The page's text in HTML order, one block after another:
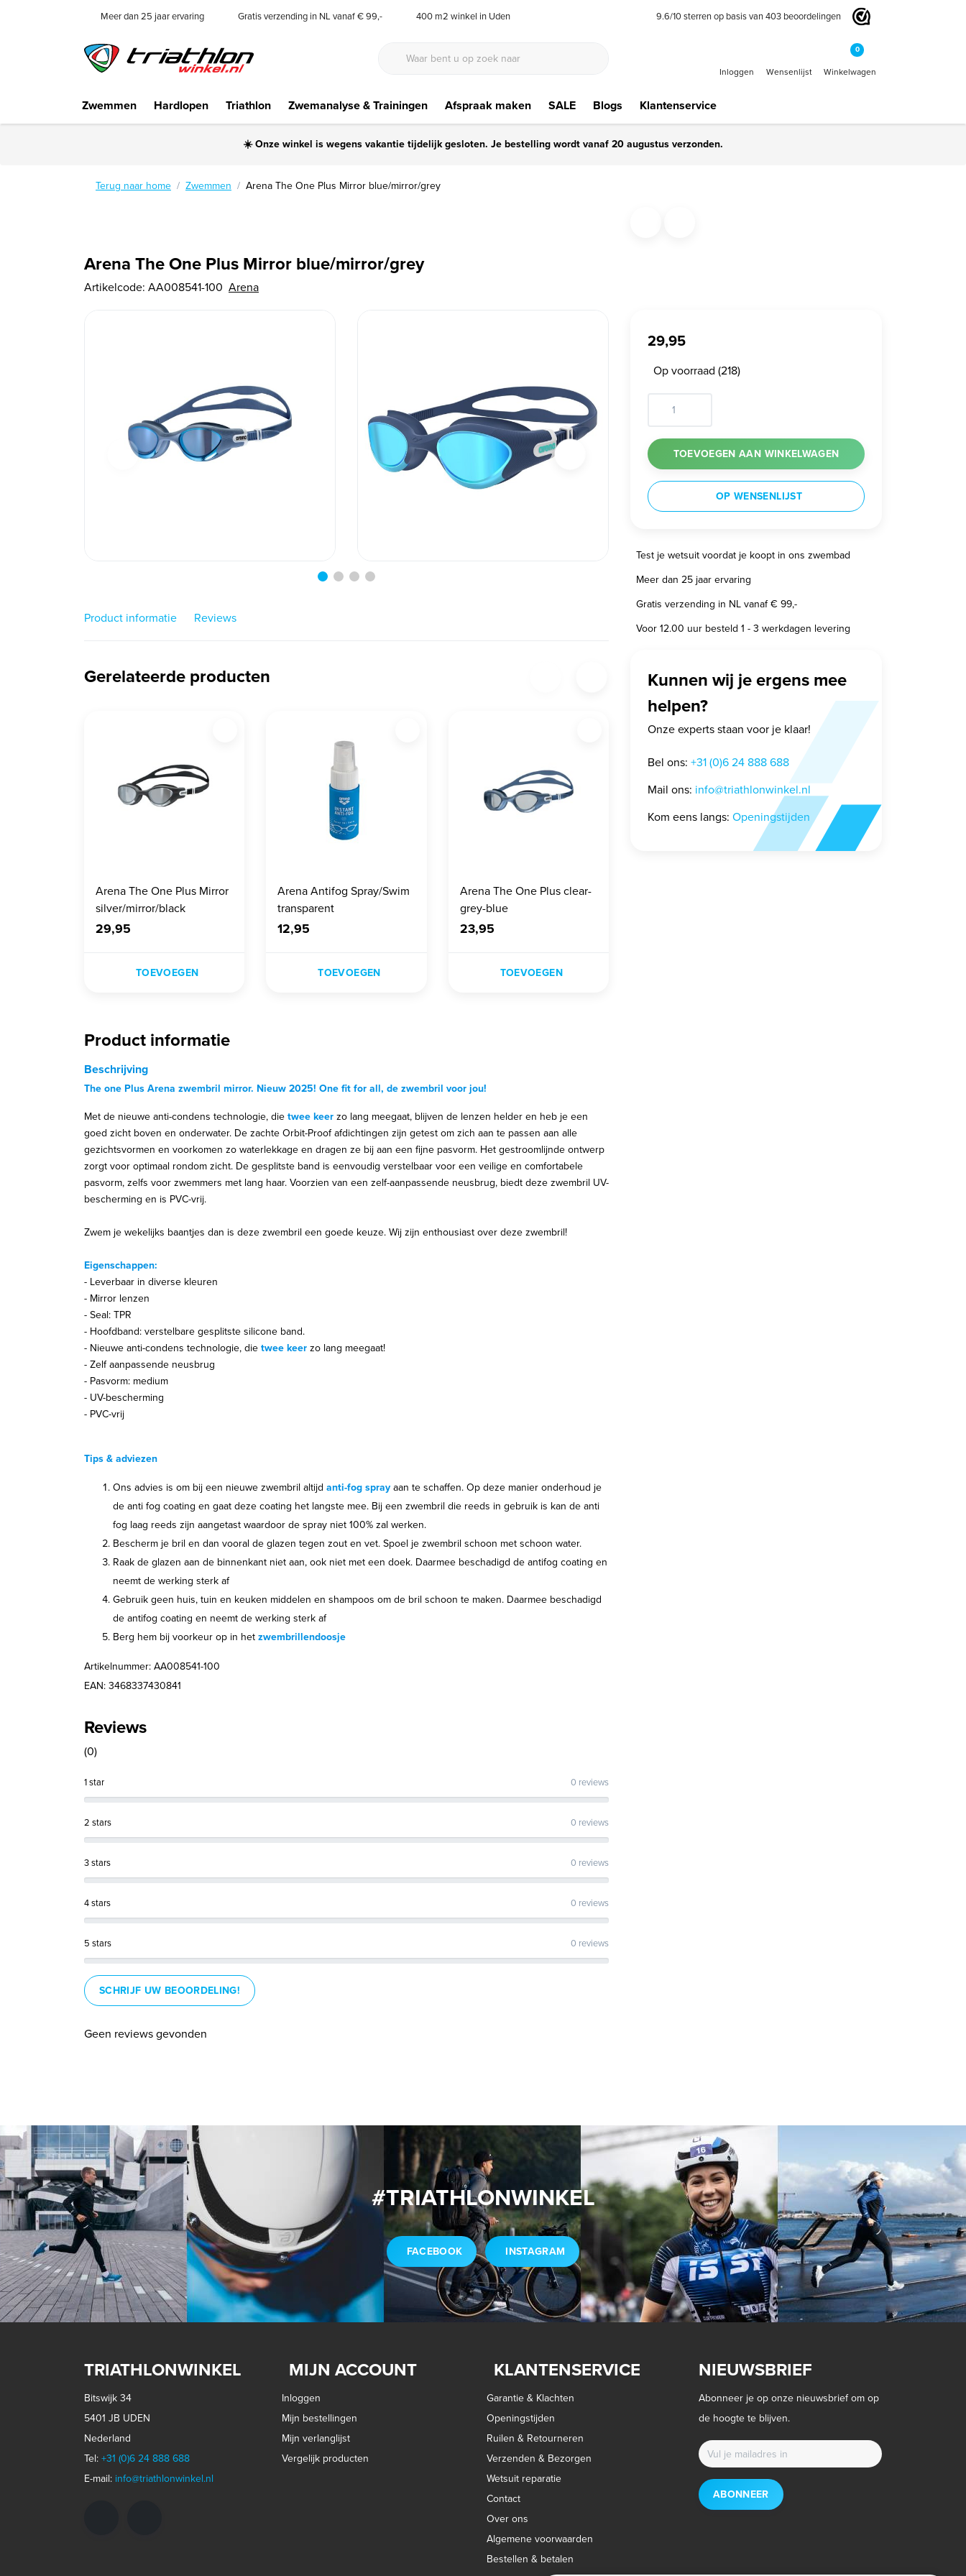
Meer dan 25 jaar ervaring Gratis verzending in NL vanaf € 99,- 400 m2 winkel in Uden 9.6/10sterren op basis van 403 beoordelingen
Inloggen Wensenlijst
0
Winkelwagen
Zwemmen Hardlopen Triathlon Zwemanalyse & Trainingen Afspraak maken SALE Blogs Klantenservice
☀️ Onze winkel is wegens vakantie tijdelijk gesloten. Je bestelling wordt vanaf 20 augustus verzonden.
Terug naar home Zwemmen Arena The One Plus Mirror blue/mirror/grey
Arena The One Plus Mirror blue/mirror/grey
Artikelcode: AA008541-100 Arena
29,95
Op voorraad (218)
TOEVOEGEN AAN WINKELWAGEN
OP WENSENLIJST
Test je wetsuit voordat je koopt in ons zwembad
Meer dan 25 jaar ervaring
Gratis verzending in NL vanaf € 99,-
Voor 12.00 uur besteld 1 - 3 werkdagen levering
Kunnen wij je ergens mee
helpen?
Onze experts staan voor je klaar!
Bel ons: +31 (0)6 24 888 688
Mail ons: info@triathlonwinkel.nl
Kom eens langs: Openingstijden
Product informatie Reviews
Gerelateerde producten
Arena The One Plus Mirror
silver/mirror/black
29,95
TOEVOEGEN
Arena Antifog Spray/Swim
transparent
12,95
TOEVOEGEN
Arena The One Plus clear-
grey-blue
23,95
TOEVOEGEN
Product informatie
Beschrijving
The one Plus Arena zwembril mirror. Nieuw 2025! One fit for all, de zwembril voor jou!
Met de nieuwe anti-condens technologie, dietwee keerzo lang meegaat, blijven de lenzen helder en heb je een
goed zicht boven en onderwater. De zachte Orbit-Proof afdichtingen zijn getest om zich aan te passen aan alle
gezichtsvormen en voorkomen zo waterlekkage en dragen ze bij aan een fijne pasvorm. Het gestroomlijnde ontwerp
zorgt voor optimaal rondom zicht. De gesplitste band is eenvoudig verstelbaar voor een veilige en comfortabele
pasvorm, zelfs voor zwemmers met lang haar. Voorzien van een zelf-aanpassende neusbrug, biedt deze zwembril UV-
bescherming en is PVC-vrij.
Zwem je wekelijks baantjes dan is deze zwembril een goede keuze. Wij zijn enthousiast over deze zwembril!
Eigenschappen:
- Leverbaar in diverse kleuren
- Mirror lenzen
- Seal: TPR
- Hoofdband: verstelbare gesplitste silicone band.
- Nieuwe anti-condens technologie, dietwee keerzo lang meegaat!
- Zelf aanpassende neusbrug
- Pasvorm: medium
- UV-bescherming
- PVC-vrij
Tips & adviezen
Ons advies is om bij een nieuwe zwembril altijd anti-fog sprayaan te schaffen. Op deze manier onderhoud je
de anti fog coating en gaat deze coating het langste mee. Bij een zwembril die reeds in gebruik is kan de anti
fog laag reeds zijn aangetast waardoor de spray niet 100% zal werken.
Bescherm je bril en dan vooral de glazen tegen zout en vet. Spoel je zwembril schoon met schoon water.
Raak de glazen aan de binnenkant niet aan, ook niet met een doek. Daarmee beschadigd de antifog coating en
neemt de werking sterk af
Gebruik geen huis, tuin en keuken middelen en shampoos om de bril schoon te maken. Daarmee beschadigd
de antifog coating en neemt de werking sterk af
Berg hem bij voorkeur op in hetzwembrillendoosje
Artikelnummer: AA008541-100
EAN: 3468337430841
Reviews
(0)
1 star 0 reviews
2 stars 0 reviews
3 stars 0 reviews
4 stars 0 reviews
5 stars 0 reviews
SCHRIJF UW BEOORDELING!
Geen reviews gevonden
#TRIATHLONWINKEL
FACEBOOK INSTAGRAM
TRIATHLONWINKEL
Bitswijk 34
5401 JB UDEN
Nederland
Tel:+31 (0)6 24 888 688
E-mail: info@triathlonwinkel.nl
MIJN ACCOUNT
Inloggen
Mijn bestellingen
Mijn verlanglijst
Vergelijk producten
KLANTENSERVICE
Garantie & Klachten
Openingstijden
Ruilen & Retourneren
Verzenden & Bezorgen
Wetsuit reparatie
Contact
Over ons
Algemene voorwaarden
Bestellen & betalen
NIEUWSBRIEF
Abonneer je op onze nieuwsbrief om op
de hoogte te blijven.
ABONNEER